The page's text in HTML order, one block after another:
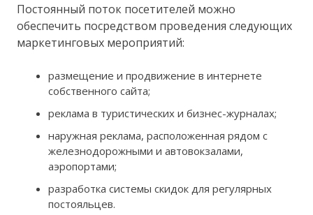
Постоянный поток посетителей можно
обеспечить посредством проведения следующих
маркетинговых мероприятий:
размещение и продвижение в интернете
собственного сайта;
реклама в туристических и бизнес-журналах;
наружная реклама, расположенная рядом с
железнодорожными и автовокзалами,
аэропортами;
разработка системы скидок для регулярных
постояльцев.